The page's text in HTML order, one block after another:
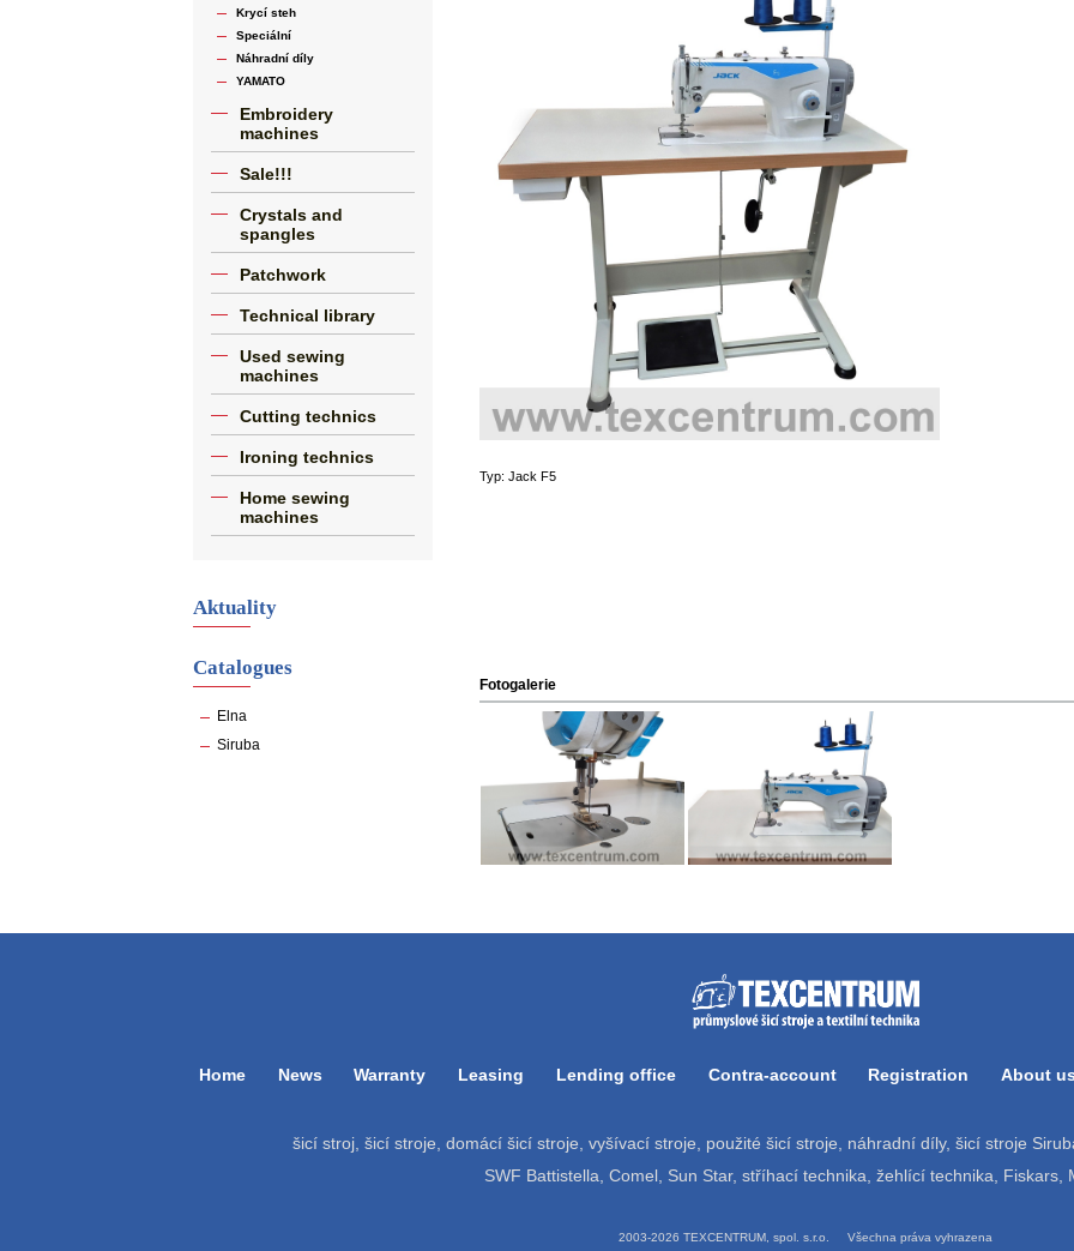
Krycí steh
Speciální
Náhradní díly
YAMATO
Embroidery
machines
Sale!!!
Crystals and
spangles
Patchwork
Technical library
Used sewing
machines
Cutting technics
Ironing technics
Home sewing
machines
Aktuality
Catalogues
Elna
Siruba
Typ: Jack F5
Fotogalerie
Home News Warranty Leasing Lending office Contra-account Registration About
šicí stroj, šicí stroje, domácí šicí stroje, vyšívací stroje, použité šicí stroje, náhradní díly, šicí stroje
SWF Battistella, Comel, Sun Star, stříhací technika, žehlící technika, Fiskars,
2003-2026 TEXCENTRUM, spol. s.r.o. Všechna práva vyhrazena